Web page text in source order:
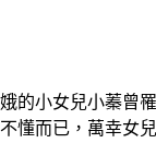
的小女兒小蓁曾
懂而已，萬幸女